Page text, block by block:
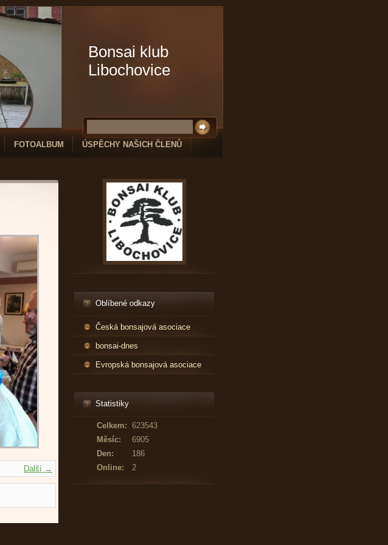
Bonsai klub
Libochovice
FOTOALBUM ÚSPĚCHY NAŠICH ČLENŮ
Další →
Oblíbené odkazy
Česká bonsajová asociace
bonsai-dnes
Evropská bonsajová asociace
Statistiky
Online: 2
Celkem: 623543
Měsíc:
6905
Den:
186